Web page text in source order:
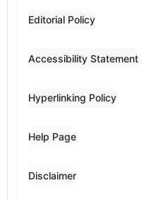
Editorial Policy
Accessibility Statement
Hyperlinking Policy
Help Page
Disclaimer